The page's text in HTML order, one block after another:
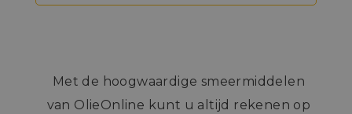
Met de hoogwaardige smeermiddelen
van OlieOnline kunt u altijd rekenen op